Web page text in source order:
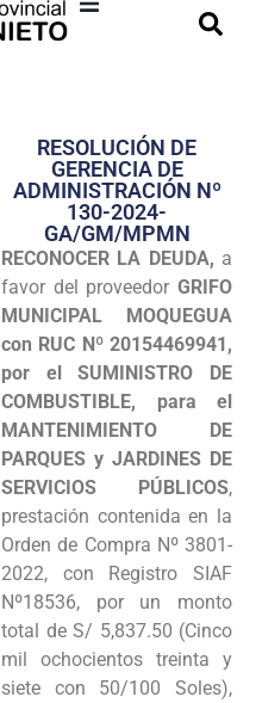
Transparencia
Seguridad
Programas
Intranet
RESOLUCIÓN DE
GERENCIA DE
ADMINISTRACIÓN Nº
130-2024-
GA/GM/MPMN
RECONOCER LA DEUDA, a
favor del proveedor GRIFO
MUNICIPAL MOQUEGUA
con RUC Nº 20154469941,
por el SUMINISTRO DE
COMBUSTIBLE, para el
MANTENIMIENTO DE
PARQUES y JARDINES DE
SERVICIOS PÚBLICOS,
prestación contenida en la
Orden de Compra Nº 3801-
2022, con Registro SIAF
Nº18536, por un monto
total de S/ 5,837.50 (Cinco
mil ochocientos treinta y
siete con 50/100 Soles),